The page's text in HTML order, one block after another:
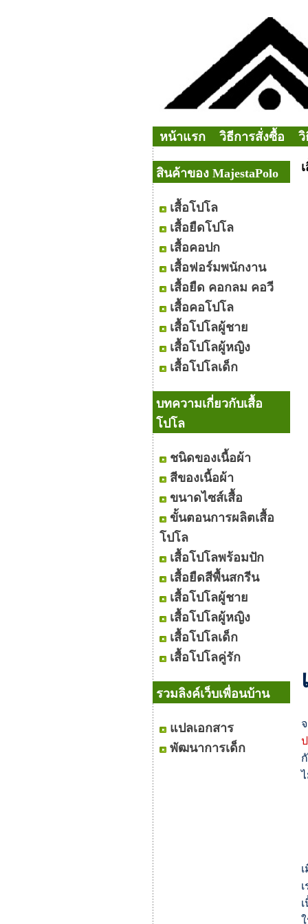
หน้าแรก วิธีการสั่งซื้อ วิ
สินค้าของ MajestaPolo
เสื้อโปโล
เสื้อยืดโปโล
เสื้อคอปก
เสื้อฟอร์มพนักงาน
เสื้อยืด คอกลม คอวี
เสื้อคอโปโล
เสื้อโปโลผู้ชาย
เสื้อโปโลผู้หญิง
เสื้อโปโลเด็ก
บทความเกี่ยวกับเสื้อ
โปโล
ชนิดของเนื้อผ้า
สีของเนื้อผ้า
ขนาดไซส์เสื้อ
ขั้นตอนการผลิตเสื้อ
โปโล
เสื้อโปโลพร้อมปัก
เสื้อยืดสีพื้นสกรีน
เสื้อโปโลผู้ชาย
เสื้อโปโลผู้หญิง
เสื้อโปโลเด็ก
เสื้อโปโลคู่รัก
รวมลิงค์เว็บเพื่อนบ้าน
แปลเอกสาร
พัฒนาการเด็ก